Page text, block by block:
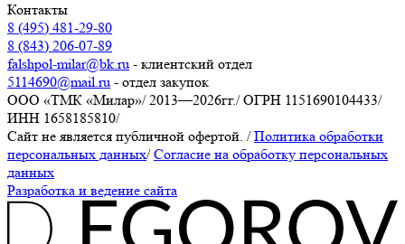
Контакты
8 (495) 481-29-80
8 (843) 206-07-89
falshpol-milar@bk.ru - клиентский отдел
5114690@mail.ru - отдел закупок
ООО «ТМК «Милар»/ 2013—2026гг./ОГРН 1151690104433/
ИНН 1658185810/
Сайт не является публичной офертой. / Политика обработки
персональных данных/ Согласие на обработку персональных
данных
Разработка и ведение сайта